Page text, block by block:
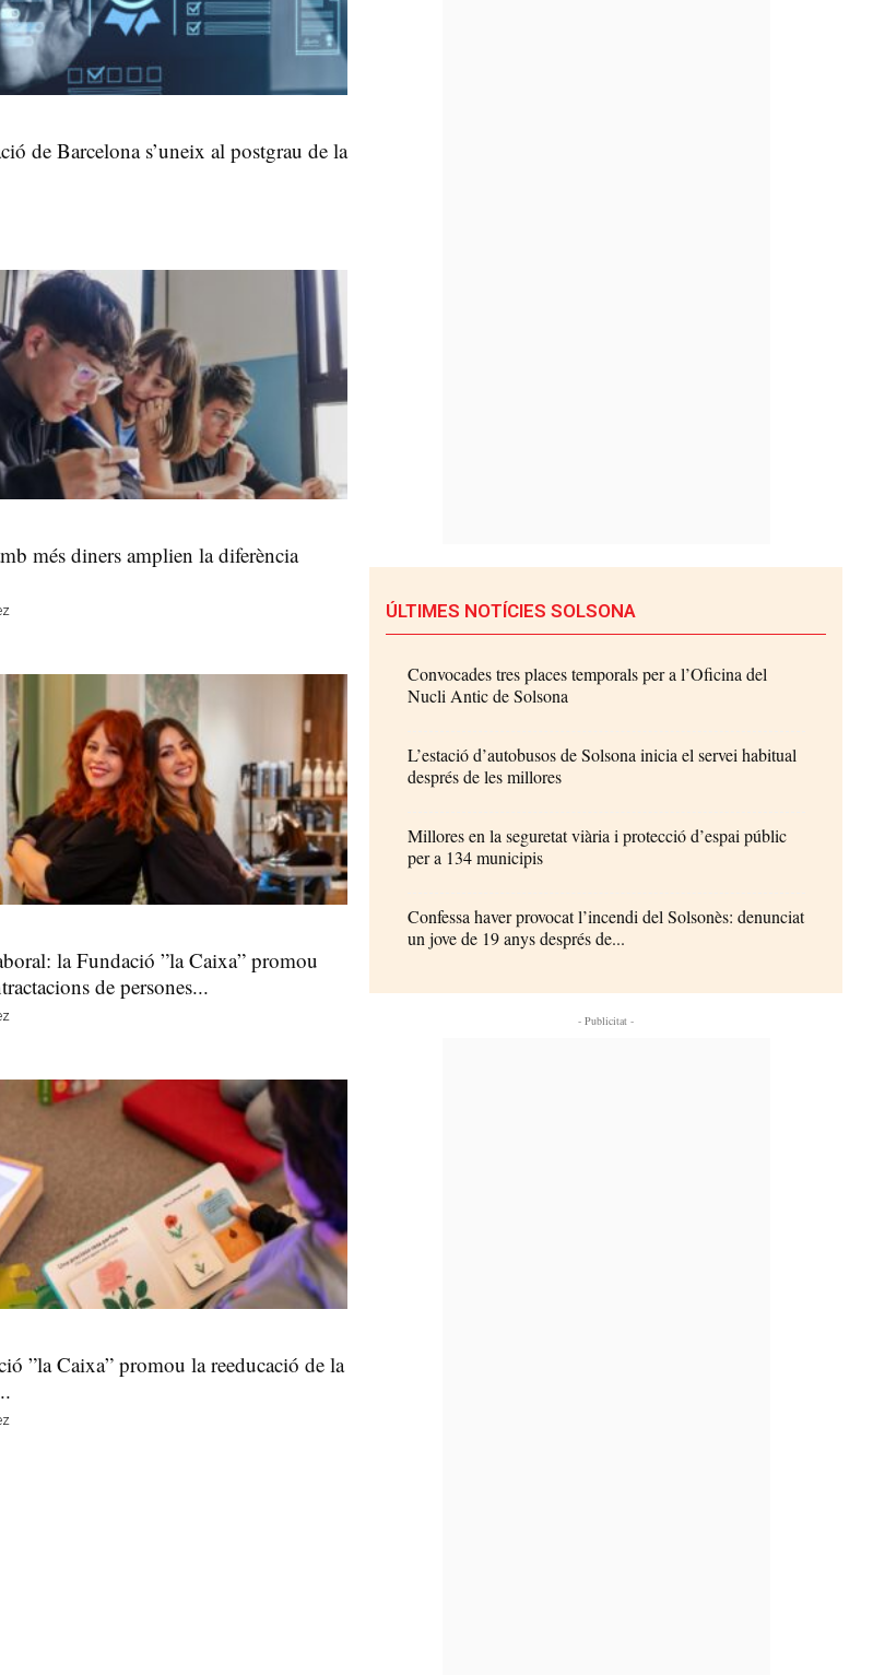
de Barcelona s’uneix al postgrau de la
més diners amplien la diferència
la Fundació ”la Caixa” promou
de persones...
”la Caixa” promou la reeducació de la
ÚLTIMES NOTÍCIES SOLSONA
Convocades tres places temporals per a l’Oficina del
Nucli Antic de Solsona
L’estació d’autobusos de Solsona inicia el servei habitual
després de les millores
Millores en la seguretat viària i protecció d’espai públic
per a 134 municipis
Confessa haver provocat l’incendi del Solsonès: denunciat
un jove de 19 anys després de...
- Publicitat -